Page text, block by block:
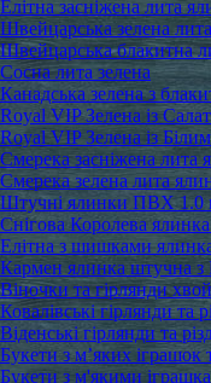
Елітна засніжена лита
Швейцарська зелена
Швейцарська блакитна
Сосна лита зелена
Канадська зелена з
Royal VIP Зелена із
Royal VIP Зелена із
Смерека засніжена лита
Смерека зелена лита
Штучні ялинки ПВХ 1.0
Снігова Королева
Елітна з шишками
Кармен ялинка штучна
Віночки та гірлянди
Ковалівські гірлянди та
Віденські гірлянди та
Букети з м’яких іграшок
Букети з м'якими